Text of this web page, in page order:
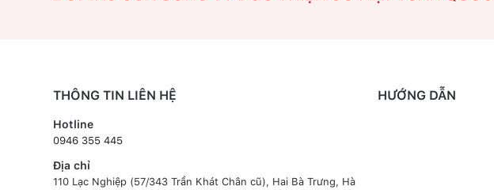
THÔNG TIN LIÊN HỆ
Hotline
0946 355 445
Địa chỉ
110 Lạc Nghiệp (57/343 Trần Khát Chân cũ), Hai Bà Trưng, Hà
HƯỚNG DẪN